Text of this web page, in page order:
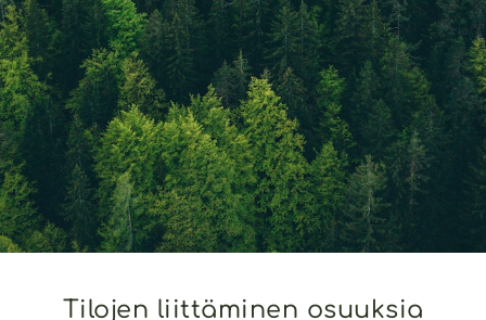
Tilojen liittäminen osuuksia